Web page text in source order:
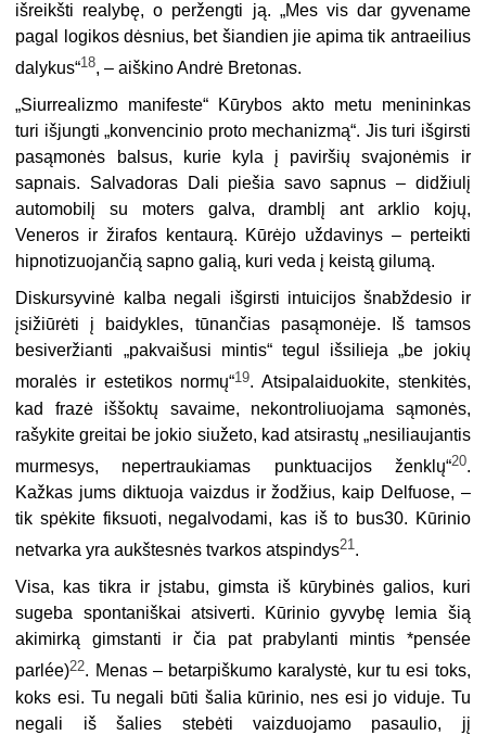
išreikšti realybę, o peržengti ją. „Mes vis dar gyvename
pagal logikos dėsnius, bet šiandien jie apima tik antraeilius
dalykus“18, – aiškino Andrė Bretonas.
„Siurrealizmo manifeste“ Kūrybos akto metu menininkas
turi išjungti „konvencinio proto mechanizmą“. Jis turi išgirsti
pasąmonės balsus, kurie kyla į paviršių svajonėmis ir
sapnais. Salvadoras Dali piešia savo sapnus – didžiulį
automobilį su moters galva, dramblį ant arklio kojų,
Veneros ir žirafos kentaurą. Kūrėjo uždavinys – perteikti
hipnotizuojančią sapno galią, kuri veda į keistą gilumą.
Diskursyvinė kalba negali išgirsti intuicijos šnabždesio ir
įsižiūrėti į baidykles, tūnančias pasąmonėje. Iš tamsos
besiveržianti „pakvaišusi mintis“ tegul išsilieja „be jokių
moralės ir estetikos normų“19. Atsipalaiduokite, stenkitės,
kad frazė iššoktų savaime, nekontroliuojama sąmonės,
rašykite greitai be jokio siužeto, kad atsirastų „nesiliaujantis
murmesys, nepertraukiamas punktuacijos ženklų“20.
Kažkas jums diktuoja vaizdus ir žodžius, kaip Delfuose, –
tik spėkite fiksuoti, negalvodami, kas iš to bus30. Kūrinio
netvarka yra aukštesnės tvarkos atspindys21.
Visa, kas tikra ir įstabu, gimsta iš kūrybinės galios, kuri
sugeba spontaniškai atsiverti. Kūrinio gyvybę lemia šią
akimirką gimstanti ir čia pat prabylanti mintis *pensée
parlée)22. Menas – betarpiškumo karalystė, kur tu esi toks,
koks esi. Tu negali būti šalia kūrinio, nes esi jo viduje. Tu
negali iš šalies stebėti vaizduojamo pasaulio, jį